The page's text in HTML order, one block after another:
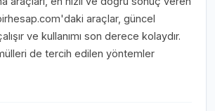
araçlar, güncel
ve kullanımı son derece kolaydır.
de tercih edilen yöntemler